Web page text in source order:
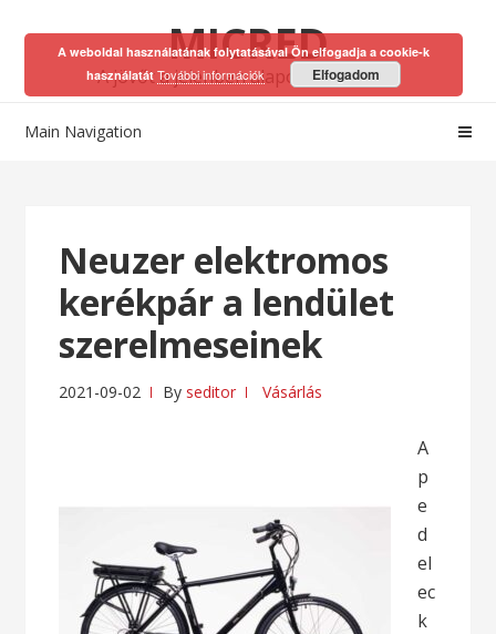
to
navigation
to
content
MICRED
A jövőt a jelenben alapozhatod meg!
Main Navigation
Neuzer elektromos
kerékpár a lendület
szerelmeseinek
2021-09-02 By seditor Vásárlás
A
p
e
d
el
ec
k
A weboldal használatának folytatásával Ön elfogadja a cookie-k
használatátTovábbi információk Elfogadom